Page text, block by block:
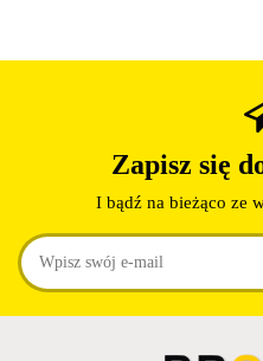
Zapisz się
I bądź na bieżąco ze